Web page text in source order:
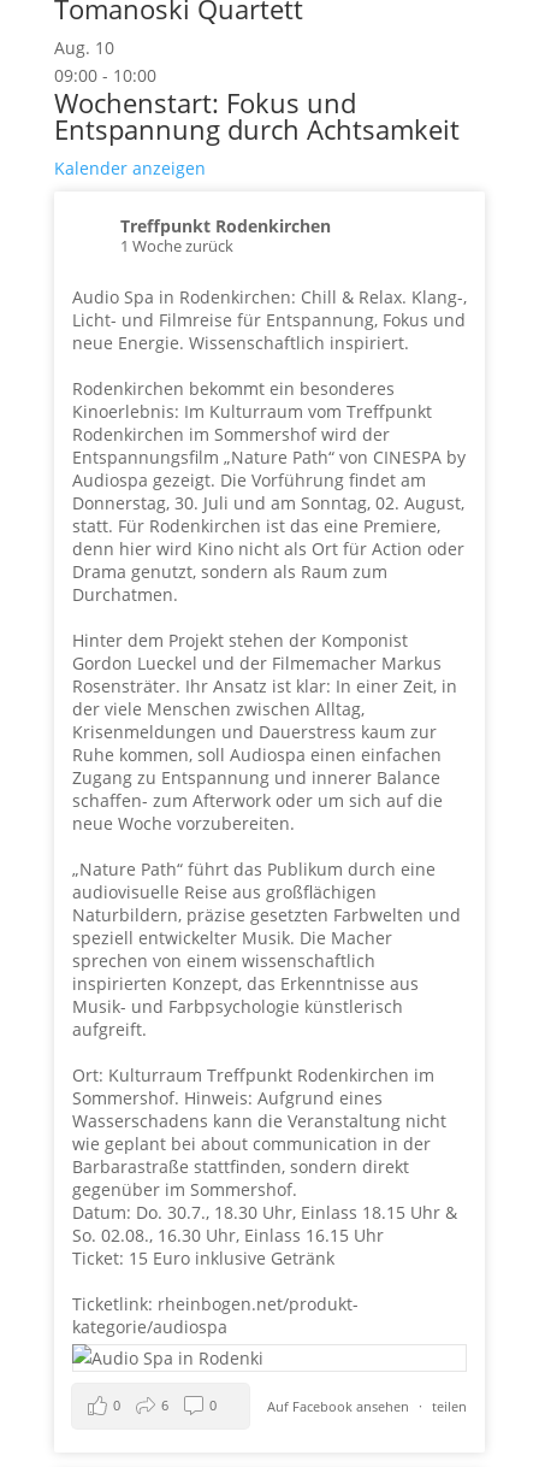
Tomanoski Quartett
Aug. 10
09:00- 10:00
Wochenstart: Fokus und
Entspannung durch Achtsamkeit
Kalender anzeigen
Treffpunkt Rodenkirchen
1 Woche zurück
Audio Spa in Rodenkirchen: Chill & Relax. Klang-,
Licht- und Filmreise für Entspannung, Fokus und
neue Energie. Wissenschaftlich inspiriert.
Rodenkirchen bekommt ein besonderes
Kinoerlebnis: Im Kulturraum vom Treffpunkt
Rodenkirchen im Sommershof wird der
Entspannungsfilm „Nature Path“ von CINESPA by
Audiospa gezeigt. Die Vorführung findet am
Donnerstag, 30. Juli und am Sonntag, 02. August,
statt. Für Rodenkirchen ist das eine Premiere,
denn hier wird Kino nicht als Ort für Action oder
Drama genutzt, sondern als Raum zum
Durchatmen.
Hinter dem Projekt stehen der Komponist
Gordon Lueckel und der Filmemacher Markus
Rosensträter. Ihr Ansatz ist klar: In einer Zeit, in
der viele Menschen zwischen Alltag,
Krisenmeldungen und Dauerstress kaum zur
Ruhe kommen, soll Audiospa einen einfachen
Zugang zu Entspannung und innerer Balance
schaffen- zum Afterwork oder um sich auf die
neue Woche vorzubereiten.
„Nature Path“ führt das Publikum durch eine
audiovisuelle Reise aus großflächigen
Naturbildern, präzise gesetzten Farbwelten und
speziell entwickelter Musik. Die Macher
sprechen von einem wissenschaftlich
inspirierten Konzept, das Erkenntnisse aus
Musik- und Farbpsychologie künstlerisch
aufgreift.
Ort: Kulturraum Treffpunkt Rodenkirchen im
Sommershof. Hinweis: Aufgrund eines
Wasserschadens kann die Veranstaltung nicht
wie geplant bei about communication in der
Barbarastraße stattfinden, sondern direkt
gegenüber im Sommershof.
Datum: Do. 30.7., 18.30 Uhr, Einlass 18.15 Uhr &
So. 02.08., 16.30 Uhr, Einlass 16.15 Uhr
Ticket: 15 Euro inklusive Getränk
Ticketlink: rheinbogen.net/produkt-
kategorie/audiospa
Auf Facebook ansehen · teilen
0 6 0